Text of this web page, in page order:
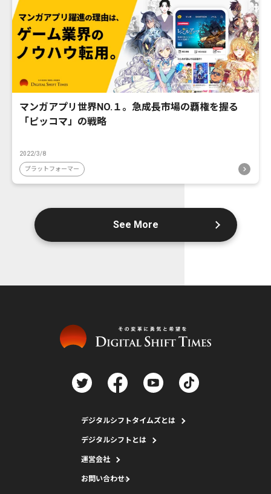
マンガアプリ世界NO.１。急成長市場の覇権を握る
「ピッコマ」の戦略
2022/3/8
プラットフォーマー
See More
デジタルシフトタイムズとは
デジタルシフトとは
運営会社
お問い合わせ